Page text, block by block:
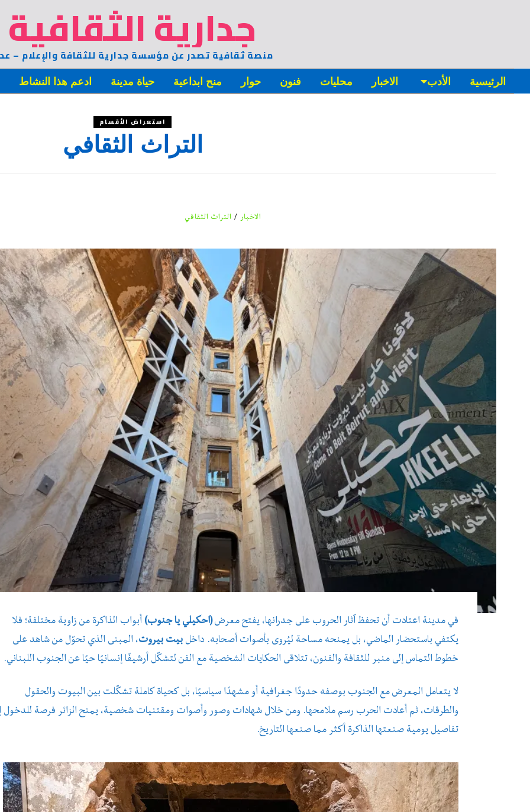
جدارية الثقافية
منصة ثقافية تصدر عن مؤسسة جدارية للثقافة والإعلام –
الرئيسية الأدب الاخبار محليات فنون حوار منح ابداعية حياة مدينة ادعم هذا النشاط
استعراض الأقسام
التراث الثقافي
الاخبار / التراث الثقافي
في مدينة اعتادت أن تحفظ آثار الحروب على جدرانها، يفتح معرض(احكيلي يا جنوب)أبواب الذاكرة من زاوية مختلفة؛ فلا
يكتفي باستحضار الماضي، بل يمنحه مساحة ليُروى بأصوات أصحابه. داخلبيت بيروت، المبنى الذي تحوّل من شاهد على
خطوط التماس إلى منبر للثقافة والفنون، تتلاقى الحكايات الشخصية مع الفن لتشكّل أرشيفًا إنسانيًا حيًا عن الجنوب اللبناني.
لا يتعامل المعرض مع الجنوب بوصفه حدودًا جغرافية أو مشهدًا سياسيًا، بل كحياة كاملة تشكّلت بين البيوت والحقول
والطرقات، ثم أعادت الحرب رسم ملامحها. ومن خلال شهادات وصور وأصوات ومقتنيات شخصية، يمنح الزائر فرصة للدخول
تفاصيل يومية صنعتها الذاكرة أكثر مما صنعها التاريخ.